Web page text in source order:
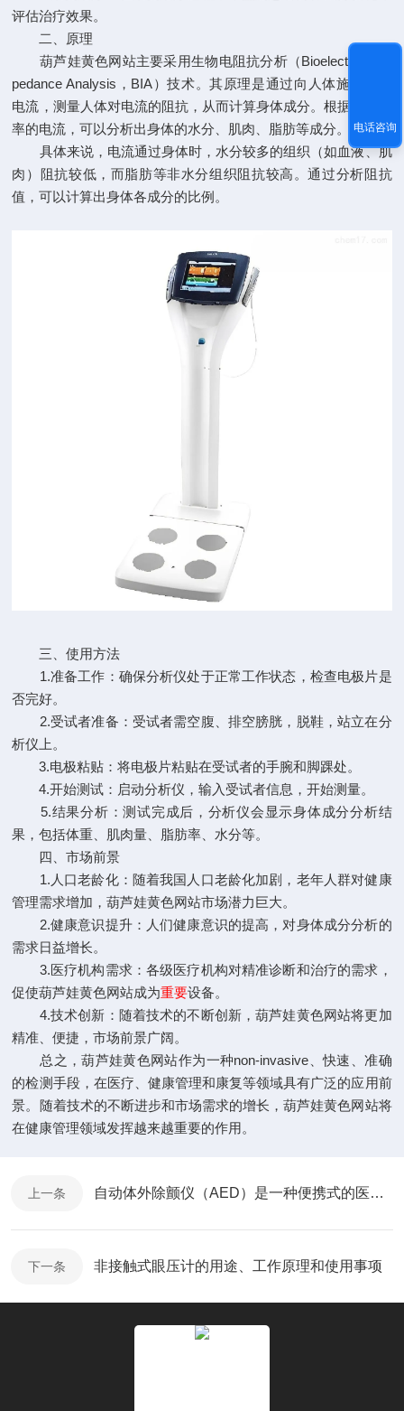
评估治疗效果。
二、原理
葫芦娃黄色网站主要采用生物电阻抗分析（Bioelectrical Im
pedance Analysis，BIA）技术。其原理是通过向人体施加微小
电流，测量人体对电流的阻抗，从而计算身体成分。根据不同频
率的电流，可以分析出身体的水分、肌肉、脂肪等成分。
具体来说，电流通过身体时，水分较多的组织（如血液、肌
肉）阻抗较低，而脂肪等非水分组织阻抗较高。通过分析阻抗
值，可以计算出身体各成分的比例。
三、使用方法
1.准备工作：确保分析仪处于正常工作状态，检查电极片是
否完好。
2.受试者准备：受试者需空腹、排空膀胱，脱鞋，站立在分
析仪上。
3.电极粘贴：将电极片粘贴在受试者的手腕和脚踝处。
4.开始测试：启动分析仪，输入受试者信息，开始测量。
5.结果分析：测试完成后，分析仪会显示身体成分分析结
果，包括体重、肌肉量、脂肪率、水分等。
四、市场前景
1.人口老龄化：随着我国人口老龄化加剧，老年人群对健康
管理需求增加，葫芦娃黄色网站市场潜力巨大。
2.健康意识提升：人们健康意识的提高，对身体成分分析的
需求日益增长。
3.医疗机构需求：各级医疗机构对精准诊断和治疗的需求，
促使葫芦娃黄色网站成为重要设备。
4.技术创新：随着技术的不断创新，葫芦娃黄色网站将更加
精准、便捷，市场前景广阔。
总之，葫芦娃黄色网站作为一种non-invasive、快速、准确
的检测手段，在医疗、健康管理和康复等领域具有广泛的应用前
景。随着技术的不断进步和市场需求的增长，葫芦娃黄色网站将
在健康管理领域发挥越来越重要的作用。
上一条 自动体外除颤仪（AED）是一种便携式的医疗设备
下一条 非接触式眼压计的用途、工作原理和使用事项
电话咨询